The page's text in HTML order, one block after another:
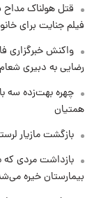
۲۰ ساعت
۱ روز پیش
قتل هولناک
فیلم جنایت برای
واکنش خبرگزاری
رضایی به دبیری شعام
چهره بهت‌زده سه
همتیان
بازگشت مازیار
بازداشت مردی که
بیمارستان خیره